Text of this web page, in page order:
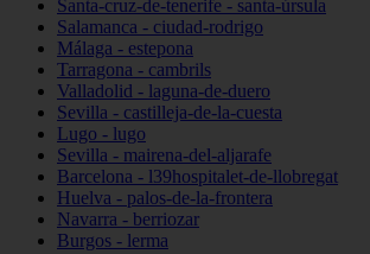
Santa-cruz-de-tenerife - santa-úrsula
Salamanca - ciudad-rodrigo
Málaga - estepona
Tarragona - cambrils
Valladolid - laguna-de-duero
Sevilla - castilleja-de-la-cuesta
Lugo - lugo
Sevilla - mairena-del-aljarafe
Barcelona - l39hospitalet-de-llobregat
Huelva - palos-de-la-frontera
Navarra - berriozar
Burgos - lerma